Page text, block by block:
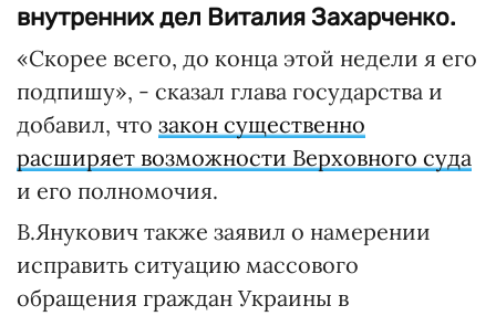
внутренних дел Виталия Захарченко.
«Скорее всего, до конца этой недели я его
подпишу», - сказал глава государства и
добавил, что закон существенно
расширяет возможности Верховного суда
и его полномочия.
В.Янукович также заявил о намерении
исправить ситуацию массового
обращения граждан Украины в